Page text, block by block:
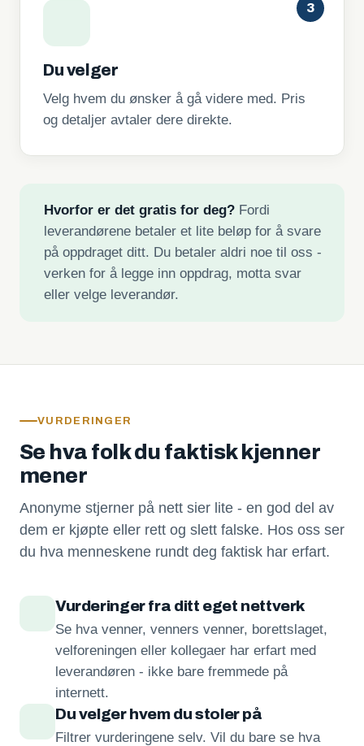
3
Du velger
Velg hvem du ønsker å gå videre med. Pris
og detaljer avtaler dere direkte.
Hvorfor er det gratis for deg?Fordi
leverandørene betaler et lite beløp for å svare
på oppdraget ditt. Du betaler aldri noe til oss -
verken for å legge inn oppdrag, motta svar
eller velge leverandør.
VURDERINGER
Se hva folk du faktisk kjenner
mener
Anonyme stjerner på nett sier lite - en god del av
dem er kjøpte eller rett og slett falske. Hos oss ser
du hva menneskene rundt deg faktisk har erfart.
Vurderinger fra ditt eget nettverk
Se hva venner, venners venner, borettslaget,
velforeningen eller kollegaer har erfart med
leverandøren - ikke bare fremmede på
internett.
Du velger hvem du stoler på
Filtrer vurderingene selv. Vil du bare se hva